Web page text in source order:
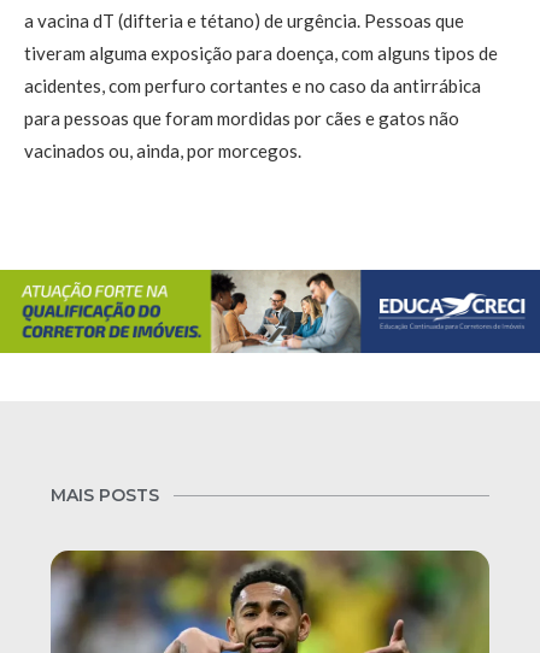
a vacina dT (difteria e tétano) de urgência. Pessoas que
tiveram alguma exposição para doença, com alguns tipos de
acidentes, com perfuro cortantes e no caso da antirrábica
para pessoas que foram mordidas por cães e gatos não
vacinados ou, ainda, por morcegos.
MAIS POSTS